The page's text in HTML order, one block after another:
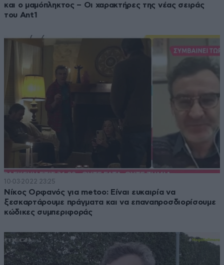
και ο μαμόπληκτος – Οι χαρακτήρες της νέας σειράς
του Ant1
10·03·2022 23:25
Νίκος Ορφανός για metoo: Eίναι ευκαιρία να
ξεσκαρτάρουμε πράγματα και να επαναπροσδιορίσουμε
κώδικες συμπεριφοράς